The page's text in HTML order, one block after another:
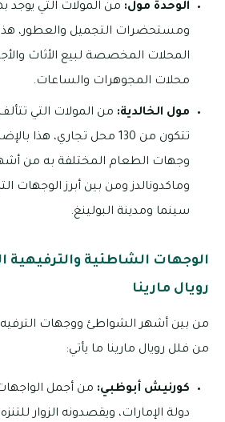
الوحدة مول: من المولات التي يوجد
ومستحضرات التجميل والعطور، هذا
المحلات المخصصة لبيع الأثاث
محلات المجوهرات والساعات.
مول الخالدية: من المولات التي
تتكون من 130 محل تجاري،
وجهات الطعام المختلفة به من
وماكدونالدز ومن بين أبرز الوجهات
سينما ومدينة البولينغ.
الوجهات الشاطئية والترفيهية
رويال مارينا
من بين أشهر الشواطئ ووجهات الترفيه
من فلل رويال مارينا ما يأتي:
كورنيش أبوظبي: من أجمل الواجهات
دولة الإمارات، ويقصدونه الزوار